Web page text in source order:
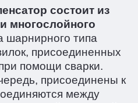
состоит из
многослойного
шарнирного типа
присоединенных
помощи сварки.
присоединены к
между